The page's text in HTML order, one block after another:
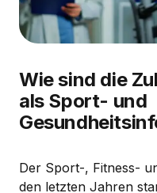
Wie sind die
als Sport- und
Der Sport-, Fitness-
den letzten Jahren